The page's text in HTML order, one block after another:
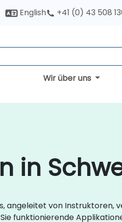
English +41 (0) 43 508
Wir über uns
in
angeleitet von Instruktoren,
funktionierende